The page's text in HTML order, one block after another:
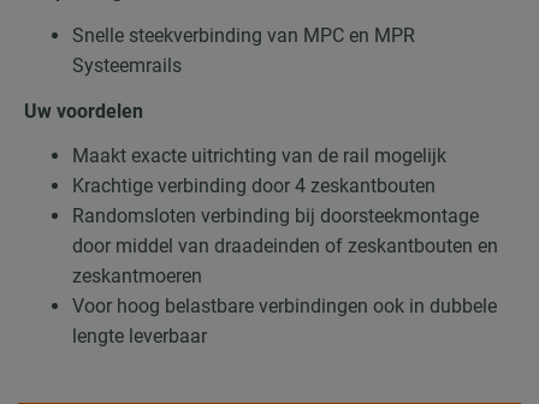
Snelle steekverbinding van MPC en MPR
Systeemrails
Uw voordelen
Maakt exacte uitrichting van de rail mogelijk
Krachtige verbinding door 4 zeskantbouten
Randomsloten verbinding bij doorsteekmontage
door middel van draadeinden of zeskantbouten en
zeskantmoeren
Voor hoog belastbare verbindingen ook in dubbele
lengte leverbaar